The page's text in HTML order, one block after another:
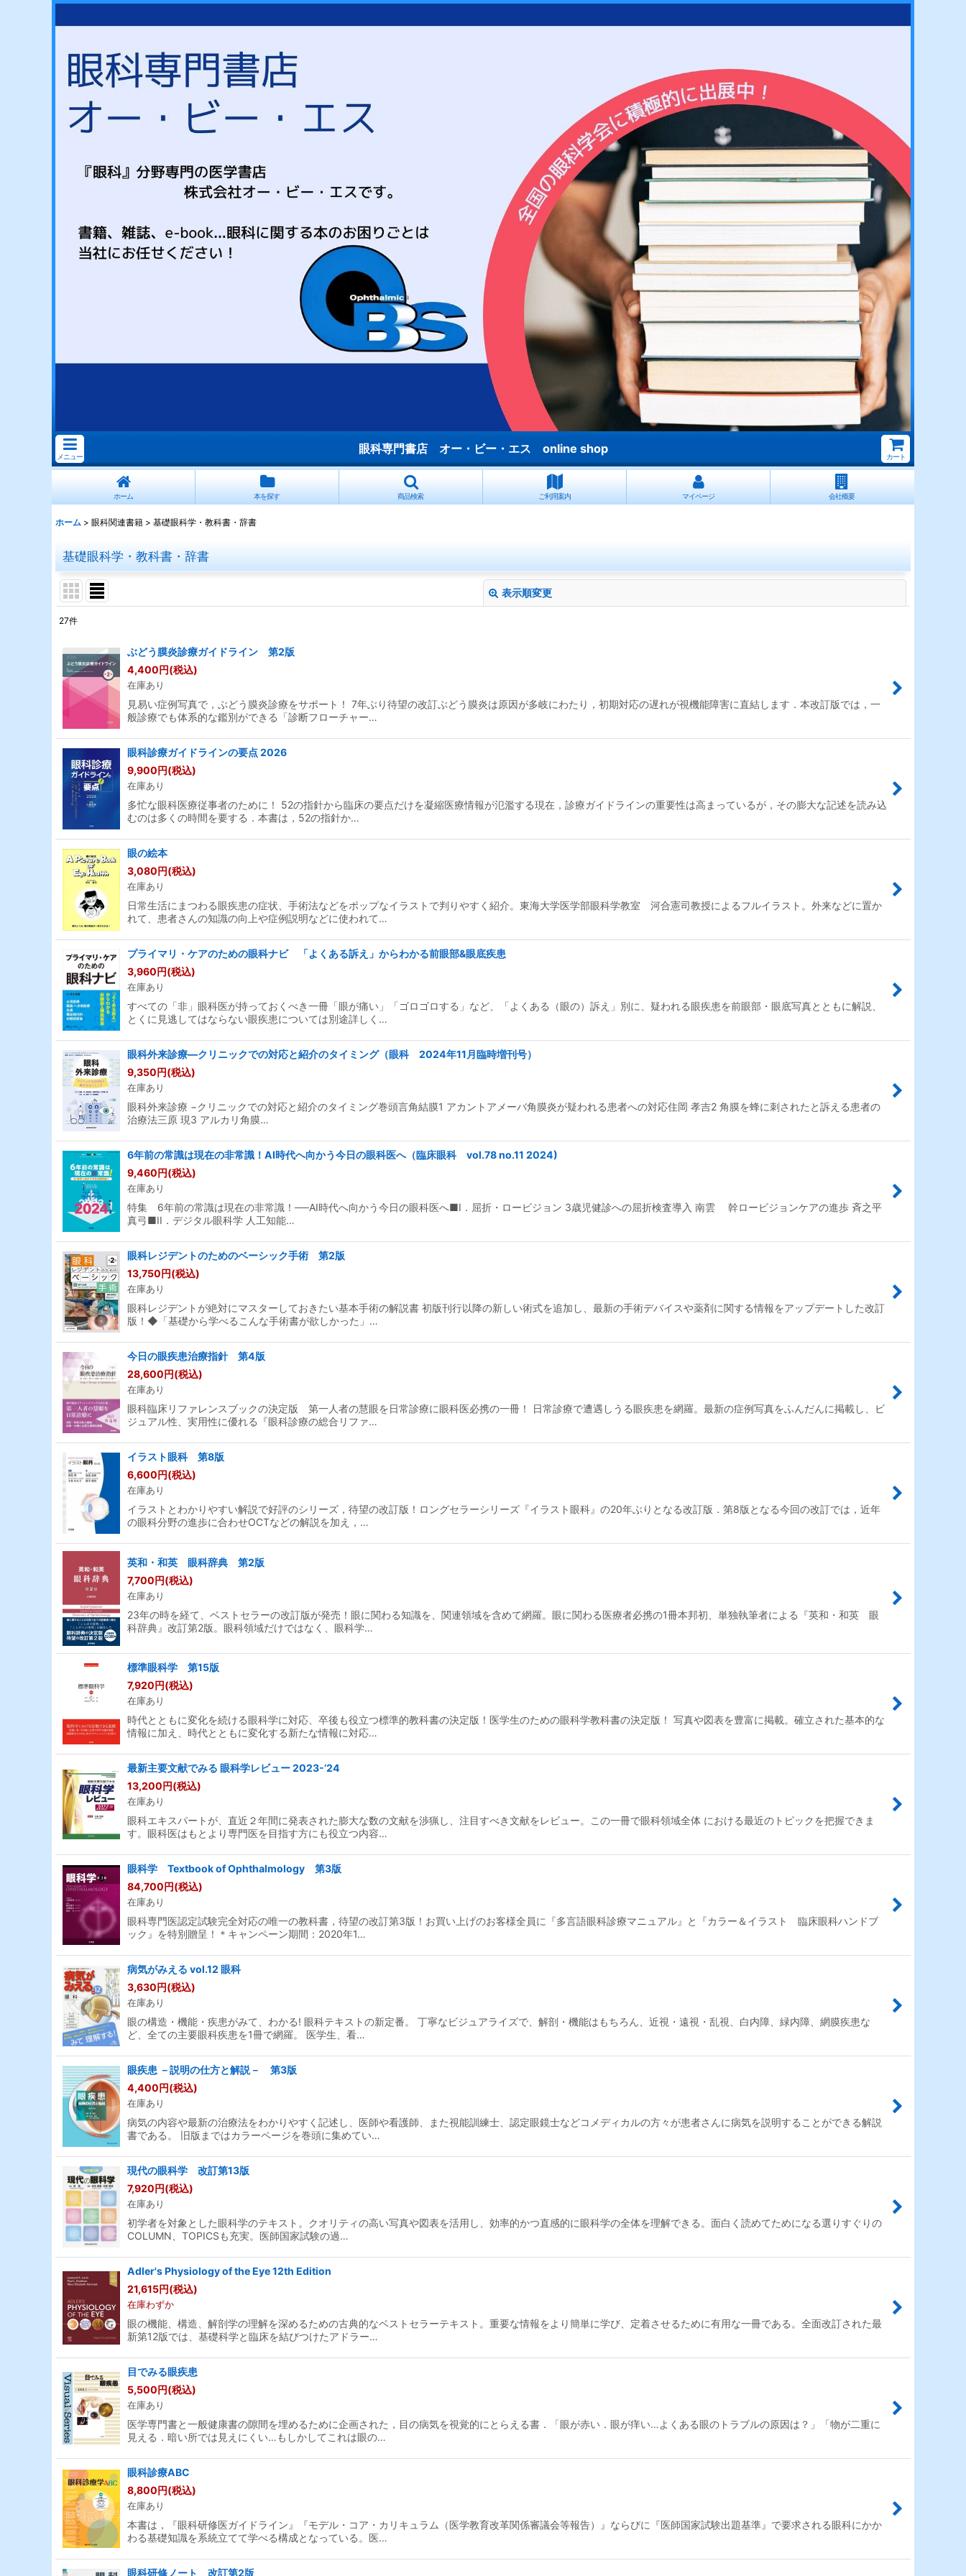
メニュー
眼科専門書店 オー・ビー・エス online shop
カート
ホーム 本を探す 商品検索 ご利用案内 マイページ 会社概要
ホーム > 眼科関連書籍 > 基礎眼科学・教科書・辞書
基礎眼科学・教科書・辞書
表示順変更
並び順:
絞り込む
27件
ぶどう膜炎診療ガイドライン 第2版
4,400円(税込)
在庫あり
見易い症例写真で，ぶどう膜炎診療をサポート！ 7年ぶり待望の改訂ぶどう膜炎は原因が多岐にわたり，初期対応の遅れが視機能障害に直結します．本改訂版では，一
般診療でも体系的な鑑別ができる「診断フローチャー…
眼科診療ガイドラインの要点 2026
9,900円(税込)
在庫あり
多忙な眼科医療従事者のために！ 52の指針から臨床の要点だけを凝縮医療情報が氾濫する現在，診療ガイドラインの重要性は高まっているが，その膨大な記述を読み込
むのは多くの時間を要する．本書は，52の指針か…
眼の絵本
3,080円(税込)
在庫あり
日常生活にまつわる眼疾患の症状、手術法などをポップなイラストで判りやすく紹介。東海大学医学部眼科学教室 河合憲司教授によるフルイラスト。外来などに置か
れて、患者さんの知識の向上や症例説明などに使われて…
プライマリ・ケアのための眼科ナビ 「よくある訴え」からわかる前眼部&眼底疾患
3,960円(税込)
在庫あり
すべての「非」眼科医が持っておくべき一冊「眼が痛い」「ゴロゴロする」など、「よくある（眼の）訴え」別に、疑われる眼疾患を前眼部・眼底写真とともに解説、
とくに見逃してはならない眼疾患については別途詳しく…
眼科外来診療―クリニックでの対応と紹介のタイミング（眼科 2024年11月臨時増刊号）
9,350円(税込)
在庫あり
眼科外来診療 −クリニックでの対応と紹介のタイミング巻頭言角結膜1 アカントアメーバ角膜炎が疑われる患者への対応住岡 孝吉2 角膜を蜂に刺されたと訴える患者の
治療法三原 現3 アルカリ角膜…
6年前の常識は現在の非常識！AI時代へ向かう今日の眼科医へ（臨床眼科 vol.78 no.11 2024)
9,460円(税込)
在庫あり
特集 6年前の常識は現在の非常識！──AI時代へ向かう今日の眼科医へ■I．屈折・ロービジョン 3歳児健診への屈折検査導入 南雲 幹ロービジョンケアの進歩 斉之平
真弓■II．デジタル眼科学 人工知能…
眼科レジデントのためのベーシック手術 第2版
13,750円(税込)
在庫あり
眼科レジデントが絶対にマスターしておきたい基本手術の解説書 初版刊行以降の新しい術式を追加し、最新の手術デバイスや薬剤に関する情報をアップデートした改訂
版！◆「基礎から学べるこんな手術書が欲しかった」…
今日の眼疾患治療指針 第4版
28,600円(税込)
在庫あり
眼科臨床リファレンスブックの決定版 第一人者の慧眼を日常診療に眼科医必携の一冊！ 日常診療で遭遇しうる眼疾患を網羅。最新の症例写真をふんだんに掲載し、ビ
ジュアル性、実用性に優れる『眼科診療の総合リファ…
イラスト眼科 第8版
6,600円(税込)
在庫あり
イラストとわかりやすい解説で好評のシリーズ，待望の改訂版！ロングセラーシリーズ『イラスト眼科』の20年ぶりとなる改訂版．第8版となる今回の改訂では，近年
の眼科分野の進歩に合わせOCTなどの解説を加え，…
英和・和英 眼科辞典 第2版
7,700円(税込)
在庫あり
23年の時を経て、ベストセラーの改訂版が発売！眼に関わる知識を、関連領域を含めて網羅。眼に関わる医療者必携の1冊本邦初、単独執筆者による『英和・和英 眼
科辞典』改訂第2版。眼科領域だけではなく、眼科学…
標準眼科学 第15版
7,920円(税込)
在庫あり
時代とともに変化を続ける眼科学に対応、卒後も役立つ標準的教科書の決定版！医学生のための眼科学教科書の決定版！ 写真や図表を豊富に掲載。確立された基本的な
情報に加え、時代とともに変化する新たな情報に対応…
最新主要文献でみる 眼科学レビュー 2023-’24
13,200円(税込)
在庫あり
眼科エキスパートが、直近２年間に発表された膨大な数の文献を渉猟し、注目すべき文献をレビュー。この一冊で眼科領域全体 における最近のトピックを把握できま
す。眼科医はもとより専門医を目指す方にも役立つ内容…
眼科学 Textbook of Ophthalmology 第3版
84,700円(税込)
在庫あり
眼科専門医認定試験完全対応の唯一の教科書，待望の改訂第3版！お買い上げのお客様全員に『多言語眼科診療マニュアル』と『カラー＆イラスト 臨床眼科ハンドブ
ック』を特別贈呈！＊キャンペーン期間：2020年1…
病気がみえる vol.12 眼科
3,630円(税込)
在庫あり
眼の構造・機能・疾患がみて、わかる! 眼科テキストの新定番。 丁寧なビジュアライズで、解剖・機能はもちろん、近視・遠視・乱視、白内障、緑内障、網膜疾患な
ど、全ての主要眼科疾患を1冊で網羅。 医学生、看…
眼疾患 －説明の仕方と解説－ 第3版
4,400円(税込)
在庫あり
病気の内容や最新の治療法をわかりやすく記述し、医師や看護師、また視能訓練士、認定眼鏡士などコメディカルの方々が患者さんに病気を説明することができる解説
書である。 旧版まではカラーページを巻頭に集めてい…
現代の眼科学 改訂第13版
7,920円(税込)
在庫あり
初学者を対象とした眼科学のテキスト。クオリティの高い写真や図表を活用し、効率的かつ直感的に眼科学の全体を理解できる。面白く読めてためになる選りすぐりの
COLUMN、TOPICSも充実。医師国家試験の過…
Adler's Physiology of the Eye 12th Edition
21,615円(税込)
在庫わずか
眼の機能、構造、解剖学の理解を深めるための古典的なベストセラーテキスト。重要な情報をより簡単に学び、定着させるために有用な一冊である。全面改訂された最
新第12版では、基礎科学と臨床を結びつけたアドラー…
目でみる眼疾患
5,500円(税込)
在庫あり
医学専門書と一般健康書の隙間を埋めるために企画された，目の病気を視覚的にとらえる書．「眼が赤い．眼が痒い…よくある眼のトラブルの原因は？」「物が二重に
見える．暗い所では見えにくい…もしかしてこれは眼の…
眼科診療ABC
8,800円(税込)
在庫あり
本書は，『眼科研修医ガイドライン』『モデル・コア・カリキュラム（医学教育改革関係審議会等報告）』ならびに『医師国家試験出題基準』で要求される眼科にかか
わる基礎知識を系統立てて学べる構成となっている。医…
眼科研修ノート 改訂第2版